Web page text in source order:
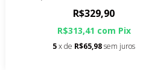
R$329,90
R$313,41 com Pix
5x de R$65,98sem juros